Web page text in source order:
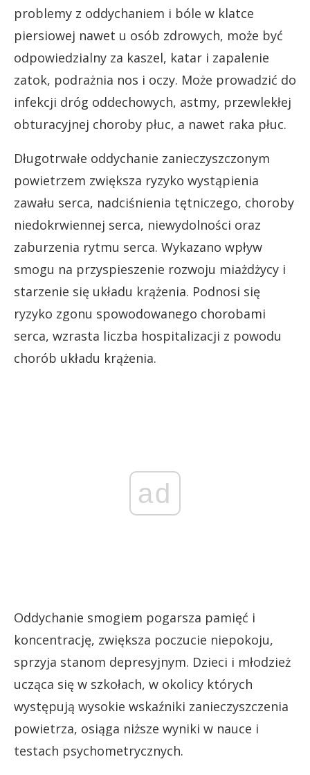
problemy z oddychaniem i bóle w klatce
piersiowej nawet u osób zdrowych, może być
odpowiedzialny za kaszel, katar i zapalenie
zatok, podrażnia nos i oczy. Może prowadzić do
infekcji dróg oddechowych, astmy, przewlekłej
obturacyjnej choroby płuc, a nawet raka płuc.
Długotrwałe oddychanie zanieczyszczonym
powietrzem zwiększa ryzyko wystąpienia
zawału serca, nadciśnienia tętniczego, choroby
niedokrwiennej serca, niewydolności oraz
zaburzenia rytmu serca. Wykazano wpływ
smogu na przyspieszenie rozwoju miażdżycy i
starzenie się układu krążenia. Podnosi się
ryzyko zgonu spowodowanego chorobami
serca, wzrasta liczba hospitalizacji z powodu
chorób układu krążenia.
ad
Oddychanie smogiem pogarsza pamięć i
koncentrację, zwiększa poczucie niepokoju,
sprzyja stanom depresyjnym. Dzieci i młodzież
ucząca się w szkołach, w okolicy których
występują wysokie wskaźniki zanieczyszczenia
powietrza, osiąga niższe wyniki w nauce i
testach psychometrycznych.